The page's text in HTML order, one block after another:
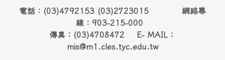
電話：(03)4792153 (03)2723015 網路專
線：903-215-000
傳真：(03)4708472 E- MAIL：
mis@m1.cles.tyc.edu.tw